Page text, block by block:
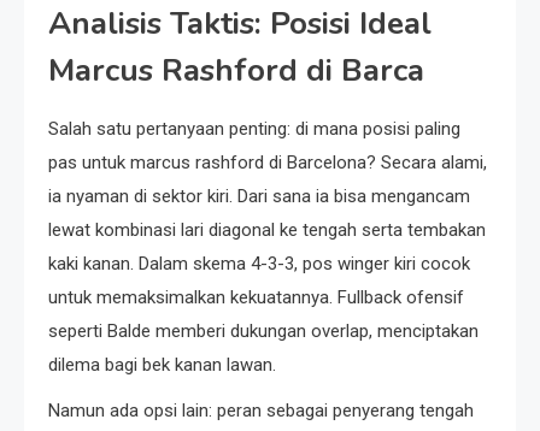
Analisis Taktis: Posisi Ideal
Marcus Rashford di Barca
Salah satu pertanyaan penting: di mana posisi paling
pas untuk marcus rashford di Barcelona? Secara alami,
ia nyaman di sektor kiri. Dari sana ia bisa mengancam
lewat kombinasi lari diagonal ke tengah serta tembakan
kaki kanan. Dalam skema 4-3-3, pos winger kiri cocok
untuk memaksimalkan kekuatannya. Fullback ofensif
seperti Balde memberi dukungan overlap, menciptakan
dilema bagi bek kanan lawan.
Namun ada opsi lain: peran sebagai penyerang tengah